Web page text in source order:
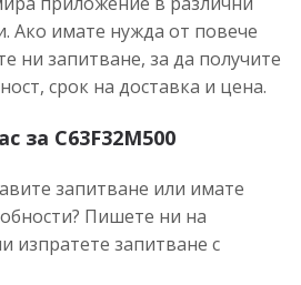
Ако имате нужда от повече
ни запитване, за да получите
срок на доставка и цена.
за C63F32M500
запитване или имате
Пишете ни на
изпратете запитване с